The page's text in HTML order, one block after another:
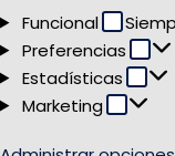
Funcional
Preferencias
Estadísticas
Marketing